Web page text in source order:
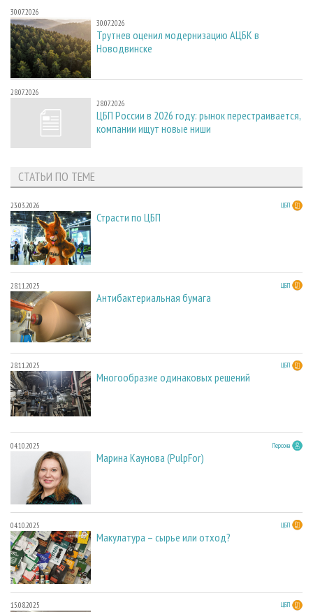
30.07.2026
30.07.2026
Трутнев оценил модернизацию АЦБК в
Новодвинске
28.07.2026
28.07.2026
ЦБП России в 2026 году: рынок перестраивается,
компании ищут новые ниши
СТАТЬИ ПО ТЕМЕ
23.03.2026 ЦБП
Страсти по ЦБП
28.11.2025 ЦБП
Антибактериальная бумага
28.11.2025 ЦБП
Многообразие одинаковых решений
04.10.2025 Персона
Марина Каунова (PulpFor)
04.10.2025 ЦБП
Макулатура – сырье или отход?
15.08.2025 ЦБП